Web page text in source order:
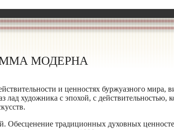
МОДЕРНА
и ценностях буржуазного мира,
лад художника с эпохой, с действительностью,
Обесценение традиционных духовных